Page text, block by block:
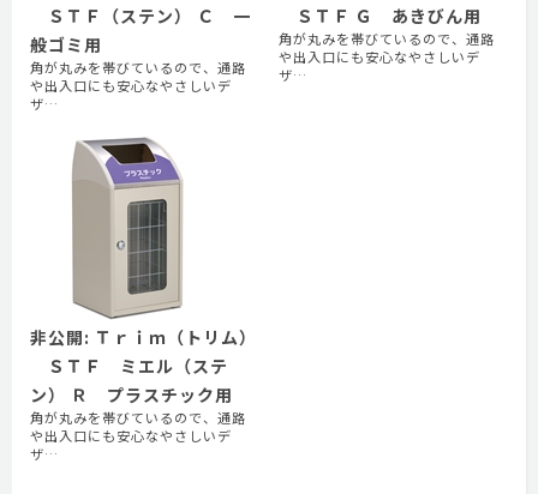
ＳＴＦ（ステン） Ｃ 一
般ゴミ用
角が丸みを帯びているので、通路
や出入口にも安心なやさしいデ
ザ…
ＳＴＦ Ｇ あきびん用
角が丸みを帯びているので、通路
や出入口にも安心なやさしいデ
ザ…
非公開: Ｔｒｉｍ（トリム）
ＳＴＦ ミエル（ステ
ン） Ｒ プラスチック用
角が丸みを帯びているので、通路
や出入口にも安心なやさしいデ
ザ…